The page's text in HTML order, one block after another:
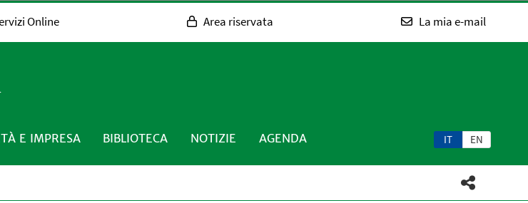
Online Area riservata La mia e-mail
IT EN
E IMPRESA BIBLIOTECA NOTIZIE AGENDA